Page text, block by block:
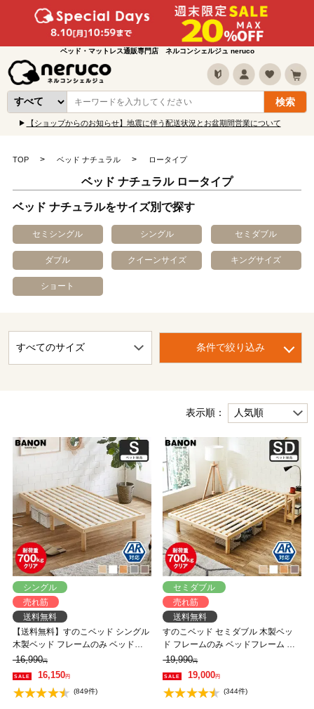
ベッド・マットレス通販専門店 ネルコンシェルジュ neruco
【ショップからのお知らせ】地震に伴う配送状況とお盆期間営業について
TOP ベッド ナチュラル ロータイプ
ベッド ナチュラル ロータイプ
ベッド ナチュラルをサイズ別で探す
セミシングル シングル セミダブル
ダブル クイーンサイズ キングサイズ
ショート
条件で絞り込み
表示順：
シングル
売れ筋
送料無料
【送料無料】すのこベッド シングル
木製ベッド フレームのみ ベッドフ
レーム ローベッド 高さ調整 組立簡
単 ヘッドレス 一人暮らし 北欧 低ホ
ルムアルデヒド バノン【AR】
16,990円
16,150円
(849件)
セミダブル
売れ筋
送料無料
すのこベッド セミダブル 木製ベッ
ド フレームのみ ベッドフレーム ロ
ーベッド 高さ調整 組立簡単 ヘッド
レス 一人暮らし 北欧 低ホルムアル
デヒド バノン【AR】 【大型家具配
送】
19,990円
19,000円
(344件)